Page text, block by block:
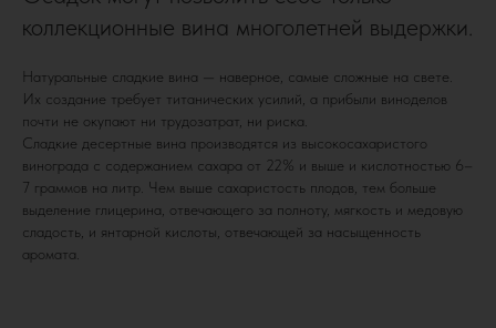
коллекционные вина многолетней выдержки.
Натуральные сладкие вина — наверное, самые сложные на свете.
Их создание требует титанических усилий, а прибыли виноделов
почти не окупают ни трудозатрат, ни риска.
Сладкие десертные вина производятся из высокосахаристого
винограда с содержанием сахара от 22% и выше и кислотностью 6–
7 граммов на литр. Чем выше сахаристость плодов, тем больше
выделение глицерина, отвечающего за полноту, мягкость и медовую
сладость, и янтарной кислоты, отвечающей за насыщенность
аромата.